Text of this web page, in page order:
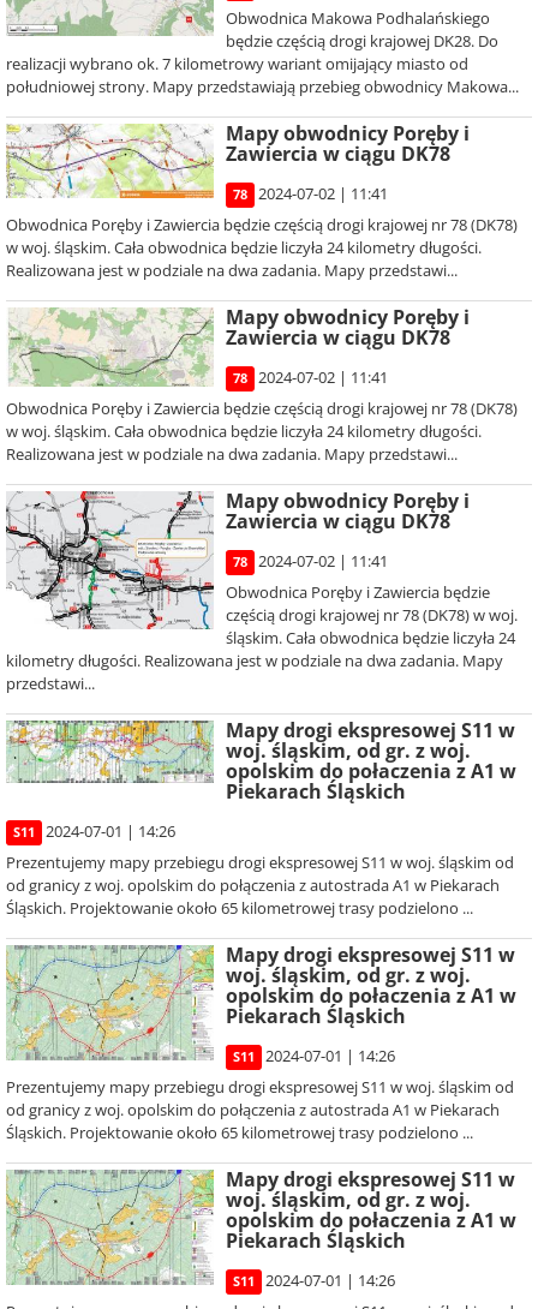
Obwodnica Makowa Podhalańskiego
będzie częścią drogi krajowej DK28. Do
realizacji wybrano ok. 7 kilometrowy wariant omijający miasto od
południowej strony. Mapy przedstawiają przebieg obwodnicy Makowa...
Mapy obwodnicy Poręby i
Zawiercia w ciągu DK78
78
2024-07-02 | 11:41
Obwodnica Poręby i Zawiercia będzie częścią drogi krajowej nr 78 (DK78)
w woj. śląskim. Cała obwodnica będzie liczyła 24 kilometry długości.
Realizowana jest w podziale na dwa zadania. Mapy przedstawi...
Mapy obwodnicy Poręby i
Zawiercia w ciągu DK78
78
2024-07-02 | 11:41
Obwodnica Poręby i Zawiercia będzie częścią drogi krajowej nr 78 (DK78)
w woj. śląskim. Cała obwodnica będzie liczyła 24 kilometry długości.
Realizowana jest w podziale na dwa zadania. Mapy przedstawi...
Mapy obwodnicy Poręby i
Zawiercia w ciągu DK78
78
2024-07-02 | 11:41
Obwodnica Poręby i Zawiercia będzie
częścią drogi krajowej nr 78 (DK78) w woj.
śląskim. Cała obwodnica będzie liczyła 24
kilometry długości. Realizowana jest w podziale na dwa zadania. Mapy
przedstawi...
Mapy drogi ekspresowej S11 w
woj. śląskim, od gr. z woj.
opolskim do połaczenia z A1 w
Piekarach Śląskich
S11
2024-07-01 | 14:26
Prezentujemy mapy przebiegu drogi ekspresowej S11 w woj. śląskim od
od granicy z woj. opolskim do połączenia z autostrada A1 w Piekarach
Śląskich. Projektowanie około 65 kilometrowej trasy podzielono ...
Mapy drogi ekspresowej S11 w
woj. śląskim, od gr. z woj.
opolskim do połaczenia z A1 w
Piekarach Śląskich
S11
2024-07-01 | 14:26
Prezentujemy mapy przebiegu drogi ekspresowej S11 w woj. śląskim od
od granicy z woj. opolskim do połączenia z autostrada A1 w Piekarach
Śląskich. Projektowanie około 65 kilometrowej trasy podzielono ...
Mapy drogi ekspresowej S11 w
woj. śląskim, od gr. z woj.
opolskim do połaczenia z A1 w
Piekarach Śląskich
S11
2024-07-01 | 14:26